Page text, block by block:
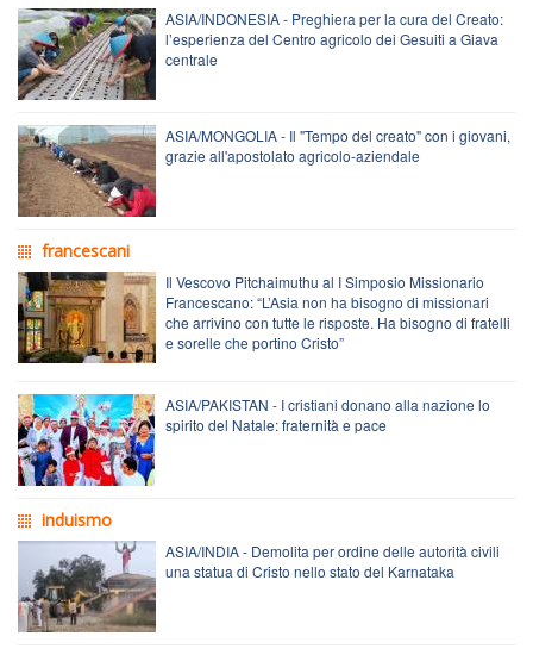
ASIA/INDONESIA - Preghiera per la cura del Creato:
l’esperienza del Centro agricolo dei Gesuiti a Giava
centrale
ASIA/MONGOLIA - Il "Tempo del creato" con i giovani,
grazie all'apostolato agricolo-aziendale
francescani
Il Vescovo Pitchaimuthu al I Simposio Missionario
Francescano: “L’Asia non ha bisogno di missionari
che arrivino con tutte le risposte. Ha bisogno di fratelli
e sorelle che portino Cristo”
ASIA/PAKISTAN - I cristiani donano alla nazione lo
spirito del Natale: fraternità e pace
induismo
ASIA/INDIA - Demolita per ordine delle autorità civili
una statua di Cristo nello stato del Karnataka